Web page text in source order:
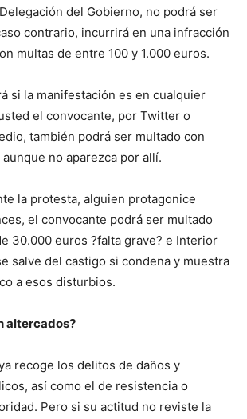
del Gobierno, no podrá ser
contrario, incurrirá en una infracción
multas de entre 100 y 1.000 euros.
si la manifestación es en cualquier
el convocante, por Twitter o
también podrá ser multado con
no aparezca por allí.
la protesta, alguien protagonice
el convocante podrá ser multado
30.000 euros ?falta grave? e Interior
salve del castigo si condena y muestra
a esos disturbios.
altercados?
recoge los delitos de daños y
así como el de resistencia o
Pero si su actitud no reviste la